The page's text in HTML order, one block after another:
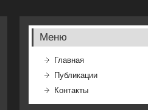
Меню
Главная
Публикации
Контакты